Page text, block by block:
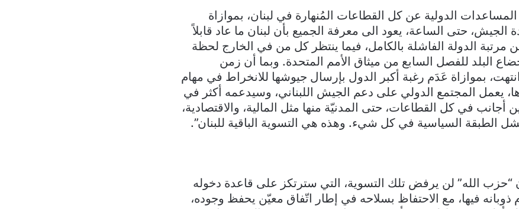
الدولية عن كل القطاعات المُنهارة في لبنان، بموازاة
حتى الساعة، يعود الى معرفة الجميع بأن لبنان ما عاد قابلاً
مرتبة الدولة الفاشلة بالكامل، فيما ينتظر كل من في الخارج لحظة
لإخضاع البلد للفصل السابع من ميثاق الأمم المتحدة. وبما أن زمن
انتهت، بموازاة عَدَم رغبة أكبر الدول بإرسال جيوشها للانخراط في مهام
يعمل المجتمع الدولي على دعم الجيش اللبناني، وسيدعمه أكثر في
أجانب في كل القطاعات، حتى المدنيّة منها مثل المالية، والاقتصادية،
الطبقة السياسية في كل شيء. وهذه هي التسوية الباقية للبنان”.
“حزب الله” لن يرفض تلك التسوية، التي سترتكز على قاعدة دخوله
ذوبانه فيها، مع الاحتفاظ بسلاحه في إطار اتّفاق معيّن يحفظ وجوده،